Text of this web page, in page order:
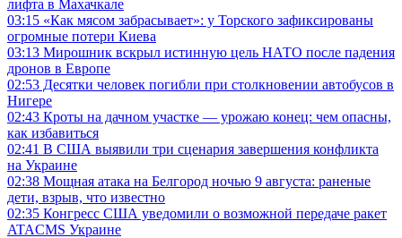
лифта в Махачкале
03:15 «Как мясом забрасывает»: у Торского зафиксированы
огромные потери Киева
03:13 Мирошник вскрыл истинную цель НАТО после падения
дронов в Европе
02:53 Десятки человек погибли при столкновении автобусов в
Нигере
02:43 Кроты на дачном участке — урожаю конец: чем опасны,
как избавиться
02:41 В США выявили три сценария завершения конфликта
на Украине
02:38 Мощная атака на Белгород ночью 9 августа: раненые
дети, взрыв, что известно
02:35 Конгресс США уведомили о возможной передаче ракет
ATACMS Украине